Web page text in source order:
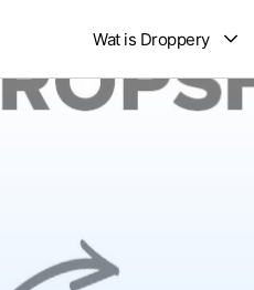
Wat is Droppery